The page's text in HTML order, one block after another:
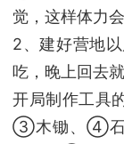
觉，这样体力会
2、建好营地
吃，晚上回去
开局制作工具
③木锄、④